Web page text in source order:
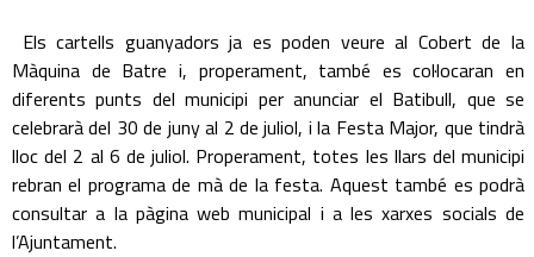
Els cartells guanyadors ja es poden veure al Cobert de la
Màquina de Batre i, properament, també es col·locaran en
diferents punts del municipi per anunciar el Batibull, que se
celebrarà del 30 de juny al 2 de juliol, i la Festa Major, que tindrà
lloc del 2 al 6 de juliol. Properament, totes les llars del municipi
rebran el programa de mà de la festa. Aquest també es podrà
consultar a la pàgina web municipal i a les xarxes socials de
l’Ajuntament.